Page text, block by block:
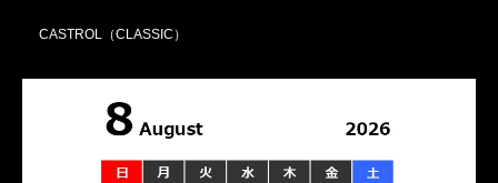
CASTROL（CLASSIC）